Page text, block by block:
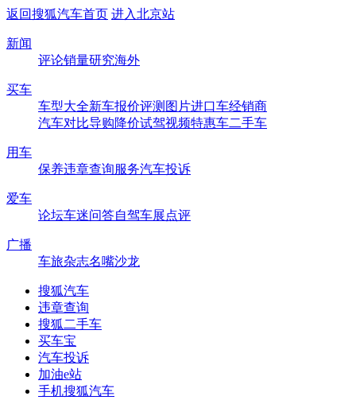
返回搜狐汽车首页 进入北京站
新闻
评论销量研究海外
买车
车型大全新车报价评测 图片进口车经销商
汽车对比导购降价试驾视频特惠车二手车
用车
保养违章查询服务汽车投诉
爱车
论坛车迷问答自驾车展点评
广播
车旅杂志名嘴沙龙
搜狐汽车
违章查询
搜狐二手车
买车宝
汽车投诉
加油e站
手机搜狐汽车